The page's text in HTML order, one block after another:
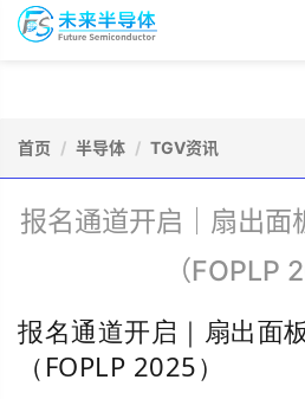
源
未
会
报
首页 半导体 TGV资讯
报名通道开启｜扇出面
（FOPLP
报名通道开启｜扇出面
（FOPLP 2025）